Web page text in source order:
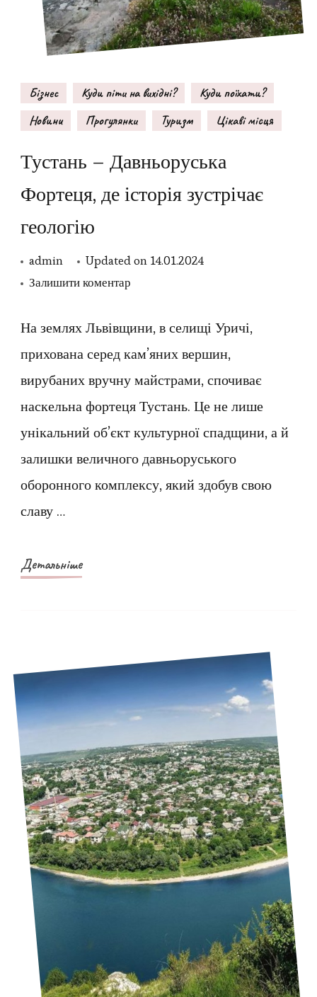
Бізнес Куди піти на вихідні?
Куди поїхати?
Новини
Прогулянки Туризм Цікаві місця
Тустань – Давньоруська
Фортеця, де історія зустрічає
геологію
admin Updated on 14.01.2024
Залишити коментар
–
Давньоруська
історія
зустрічає
геологію
На землях Львівщини, в селищі Уричі,
прихована серед кам’яних вершин,
вирубаних вручну майстрами, спочиває
наскельна фортеця Тустань. Це не лише
унікальний об’єкт культурної спадщини, а й
залишки величного давньоруського
оборонного комплексу, який здобув свою
славу …
Детальніше